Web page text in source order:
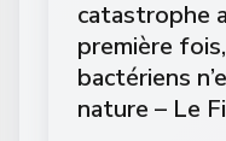
catastrophe
première
bactériens
nature – Le